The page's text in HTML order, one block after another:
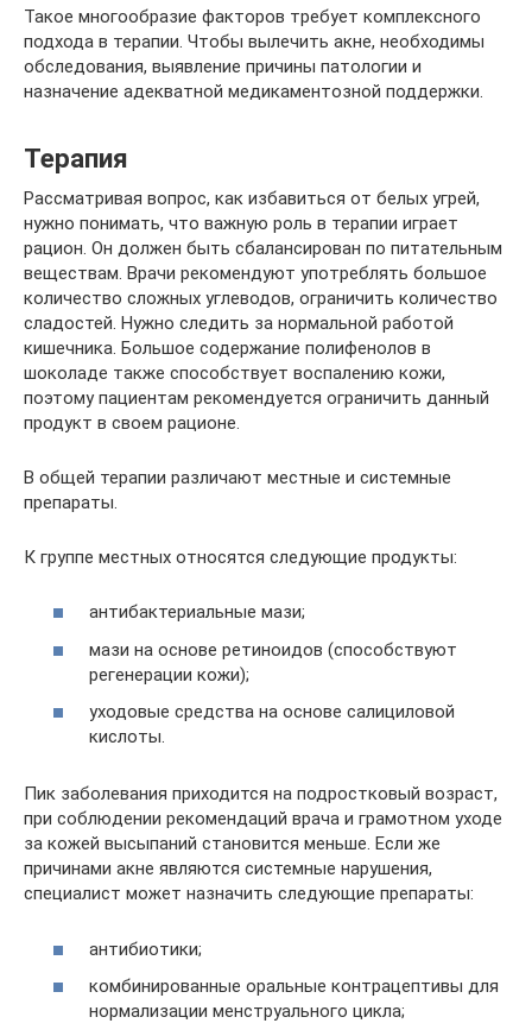
Такое многообразие факторов требует комплексного
подхода в терапии. Чтобы вылечить акне, необходимы
обследования, выявление причины патологии и
назначение адекватной медикаментозной поддержки.
Терапия
Рассматривая вопрос, как избавиться от белых угрей,
нужно понимать, что важную роль в терапии играет
рацион. Он должен быть сбалансирован по питательным
веществам. Врачи рекомендуют употреблять большое
количество сложных углеводов, ограничить количество
сладостей. Нужно следить за нормальной работой
кишечника. Большое содержание полифенолов в
шоколаде также способствует воспалению кожи,
поэтому пациентам рекомендуется ограничить данный
продукт в своем рационе.
В общей терапии различают местные и системные
препараты.
К группе местных относятся следующие продукты:
антибактериальные мази;
мази на основе ретиноидов (способствуют
регенерации кожи);
уходовые средства на основе салициловой
кислоты.
Пик заболевания приходится на подростковый возраст,
при соблюдении рекомендаций врача и грамотном уходе
за кожей высыпаний становится меньше. Если же
причинами акне являются системные нарушения,
специалист может назначить следующие препараты:
антибиотики;
комбинированные оральные контрацептивы для
нормализации менструального цикла;